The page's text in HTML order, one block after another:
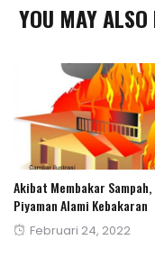
YOU MAY ALSO
Akibat Membakar Sampah,
Piyaman Alami Kebakaran
Posted
Februari 24, 2022